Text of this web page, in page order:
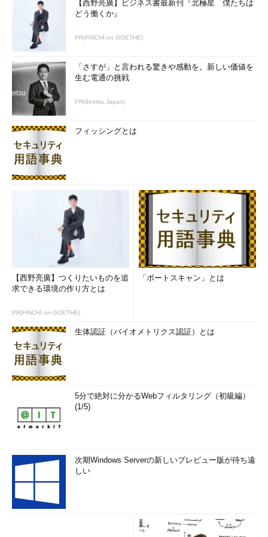
【西野亮廣】ビジネス書最新刊『北極星 僕たちは
どう働くか』
PR(FINCHI on GOETHE)
「さすが」と言われる驚きや感動を。新しい価値を
生む電通の挑戦
PR(dentsu Japan)
フィッシングとは
【西野亮廣】つくりたいものを追
求できる環境の作り方とは
PR(FINCHI on GOETHE)
「ポートスキャン」とは
生体認証（バイオメトリクス認証）とは
5分で絶対に分かるWebフィルタリング（初級編）
(1/5)
次期Windows Serverの新しいプレビュー版が待ち遠
しい